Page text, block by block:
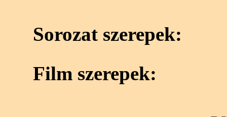
Sorozat szerepek:
Film szerepek: